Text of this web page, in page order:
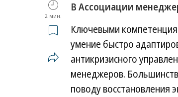
2 мин.
В Ассоциации
Ключевыми
умение быстро
антикризисного
менеджеров.
поводу восстановления